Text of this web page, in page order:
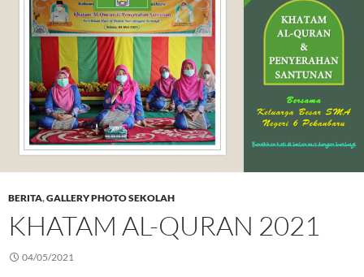
BERITA,GALLERY PHOTO SEKOLAH
KHATAM AL-QURAN 2021
04/05/2021